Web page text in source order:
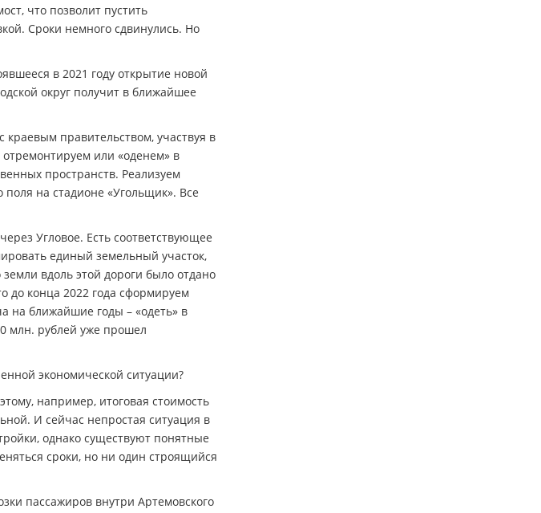
что позволит пустить
Сроки немного сдвинулись. Но
в 2021 году открытие новой
округ получит в ближайшее
правительством, участвуя в
отремонтируем или «оденем» в
пространств. Реализуем
на стадионе «Угольщик». Все
Угловое. Есть соответствующее
единый земельный участок,
вдоль этой дороги было отдано
до конца 2022 года сформируем
на ближайшие годы – «одеть» в
млн. рублей уже прошел
экономической ситуации?
например, итоговая стоимость
И сейчас непростая ситуация в
однако существуют понятные
сроки, но ни один строящийся
пассажиров внутри Артемовского